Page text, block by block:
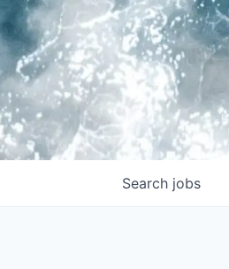
Search jobs